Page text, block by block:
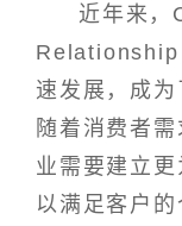
近年来，
Relationship
速发展，成为
随着消费者
业需要建立更
以满足客户的